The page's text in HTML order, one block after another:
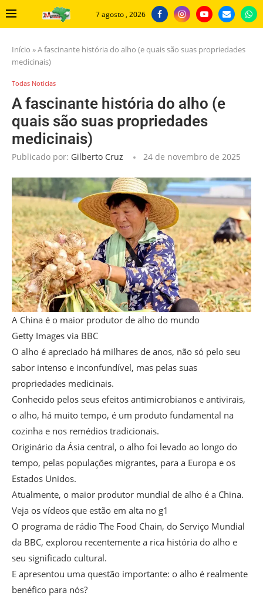
7 agosto , 2026
Início »A fascinante história do alho (e quais são suas propriedades
medicinais)
Todas Noticias
A fascinante história do alho (e
quais são suas propriedades
medicinais)
Publicado por: Gilberto Cruz 24 de novembro de 2025
A China é o maior produtor de alho do mundo
Getty Images via BBC
O alho é apreciado há milhares de anos, não só pelo seu
sabor intenso e inconfundível, mas pelas suas
propriedades medicinais.
Conhecido pelos seus efeitos antimicrobianos e antivirais,
o alho, há muito tempo, é um produto fundamental na
cozinha e nos remédios tradicionais.
Originário da Ásia central, o alho foi levado ao longo do
tempo, pelas populações migrantes, para a Europa e os
Estados Unidos.
Atualmente, o maior produtor mundial de alho é a China.
Veja os vídeos que estão em alta no g1
O programa de rádio The Food Chain, do Serviço Mundial
da BBC, explorou recentemente a rica história do alho e
seu significado cultural.
E apresentou uma questão importante: o alho é realmente
benéfico para nós?